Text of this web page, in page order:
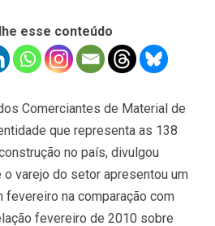
esse conteúdo
Comerciantes de Material de
que representa as 138
no país, divulgou
varejo do setor apresentou um
fevereiro na comparação com
fevereiro de 2010 sobre